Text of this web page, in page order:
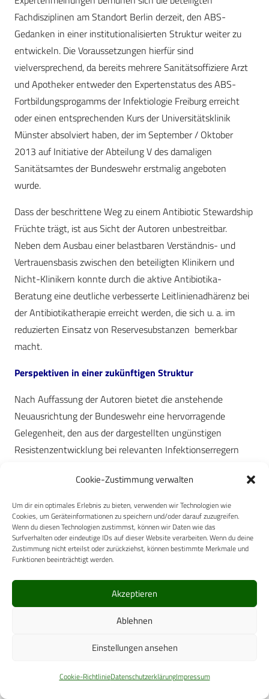
Cookie-Zustimmung verwalten
Um dir ein optimales Erlebnis zu bieten, verwenden wir Technologien wie
Cookies, um Geräteinformationen zu speichern und/oder darauf zuzugreifen.
Wenn du diesen Technologien zustimmst, können wir Daten wie das
Surfverhalten oder eindeutige IDs auf dieser Website verarbeiten. Wenn du deine
Zustimmung nicht erteilst oder zurückziehst, können bestimmte Merkmale und
Funktionen beeinträchtigt werden.
Akzeptieren
Ablehnen
Einstellungen ansehen
Cookie-RichtlinieDatenschutzerklärungImpressum
Fachdisziplinen am Standort Berlin derzeit, den ABS-
Gedanken in einer institutionalisierten Struktur weiter zu
entwickeln. Die Voraussetzungen hierfür sind
vielversprechend, da bereits mehrere Sanitätsoffiziere Arzt
und Apotheker entweder den Expertenstatus des ABS-
Fortbildungsprogamms der Infektiologie Freiburg erreicht
oder einen entsprechenden Kurs der Universitätsklinik
Münster absolviert haben, der im September / Oktober
2013 auf Initiative der Abteilung V des damaligen
Sanitätsamtes der Bundeswehr erstmalig angeboten
wurde.
Dass der beschrittene Weg zu einem Antibiotic Stewardship
Früchte trägt, ist aus Sicht der Autoren unbestreitbar.
Neben dem Ausbau einer belastbaren Verständnis- und
Vertrauensbasis zwischen den beteiligten Klinikern und
Nicht-Klinikern konnte durch die aktive Antibiotika-
Beratung eine deutliche verbesserte Leitlinienadhärenz bei
der Antibiotikatherapie erreicht werden, die sich u. a. im
reduzierten Einsatz von Reservesubstanzen bemerkbar
macht.
Perspektiven in einer zukünftigen Struktur
Nach Auffassung der Autoren bietet die anstehende
Neuausrichtung der Bundeswehr eine hervorragende
Gelegenheit, den aus der dargestellten ungünstigen
Resistenzentwicklung bei relevanten Infektionserregern
Krankenhäuser zu berücksichtigen. Neben der Ausplanung
von funktionsfähigen Teileinheiten „Krankenhaushygiene“
sollten die mikrobiologischen Fachlaboratorien an allen
Bundeswehrkrankenhäusern adäquat und durchhaltefähig
aufgestellt werden, um den diagnostischen und
konsiliarischen Bedarf der Behandlungseinrichtungen im
Grundbetrieb Inland wie auch im Auslandseinsatz vor Ort
adäquat zu befriedigen. An allen
Bundeswehrkrankenhäusern wären Antibiotika-
eine bedarfsgerechte, verantwortungsbewusste
Ein wichtiger Schritt zur Implementierung von ABS-